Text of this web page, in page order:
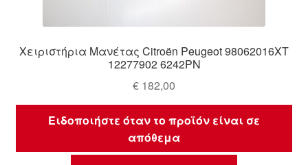
Χειριστήρια Μανέτας Citroën Peugeot 98062016XT
12277902 6242PN
€ 182,00
Ειδοποιήστε όταν το προϊόν είναι σε
απόθεμα